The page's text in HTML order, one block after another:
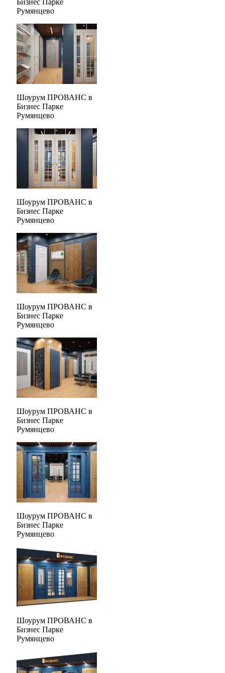
Бизнес Парке
Румянцево
Шоурум ПРОВАНС в
Бизнес Парке
Румянцево
Шоурум ПРОВАНС в
Бизнес Парке
Румянцево
Шоурум ПРОВАНС в
Бизнес Парке
Румянцево
Шоурум ПРОВАНС в
Бизнес Парке
Румянцево
Шоурум ПРОВАНС в
Бизнес Парке
Румянцево
Шоурум ПРОВАНС в
Бизнес Парке
Румянцево